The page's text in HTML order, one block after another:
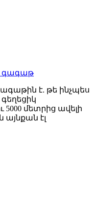
գագաթ
է. թե ինչպես
մետրից ավելի
այնքան էլ